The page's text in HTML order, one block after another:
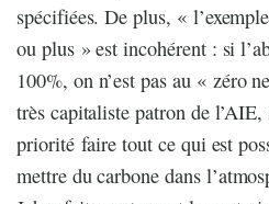
spécifiées. De plus, «
ou plus » est incohérent : si
100%, on n’est pas au « zéro
très capitaliste patron de
priorité faire tout ce qui est
mettre du carbone dans